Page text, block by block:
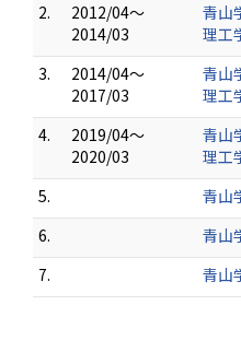
2.
2012/04～
2014/03
青山
理工
3.
2014/04～
2017/03
青山
理工
4.
2019/04～
2020/03
青山
理工
5.
青山
6.
青山
7.
青山